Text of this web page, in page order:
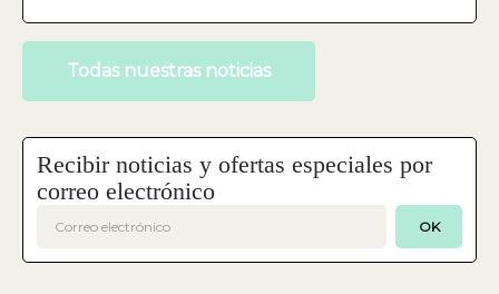
Todas nuestras noticias
Recibir noticias y ofertas especiales por
correo electrónico
OK